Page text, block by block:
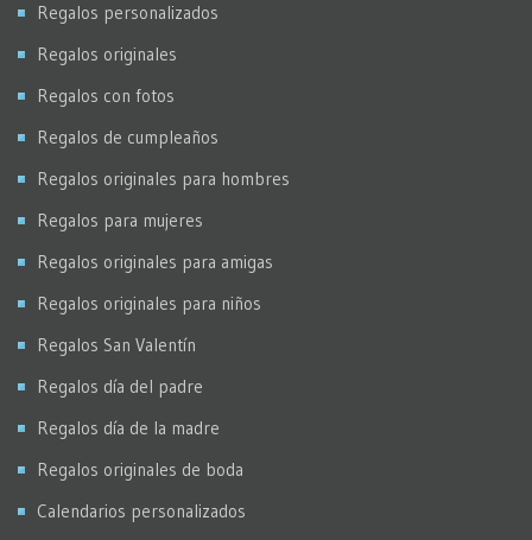
Regalos personalizados
Regalos originales
Regalos con fotos
Regalos de cumpleaños
Regalos originales para hombres
Regalos para mujeres
Regalos originales para amigas
Regalos originales para niños
Regalos San Valentín
Regalos día del padre
Regalos día de la madre
Regalos originales de boda
Calendarios personalizados